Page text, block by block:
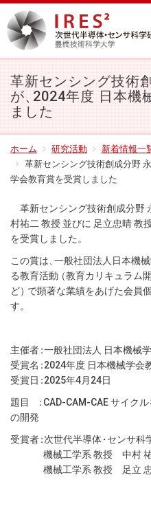
革新センシング技術
が、 2024年度 日本機
ました
ホーム 研究活動
新着情報一
革新センシング技術創成分野
学会教育賞を受賞しました
革新センシング技術創成分野
村祐二 教授 並びに 足立忠晴 教
を受賞しました 。
この賞は 、一般社団法人日本機
る教育活動（教育カリキュラム開
ど） で顕著な業績をあげた会員
す。
主催者：一般社団法人 日本機械
受賞名：2024年度 日本機械学会
受賞日：2025年4月24日
題目
： CAD-CAM-CAE サイク
の開発
受賞者：次世代半導体・センサ科
機械工学系 教授 中村 祐
機械工学系 教授 足立